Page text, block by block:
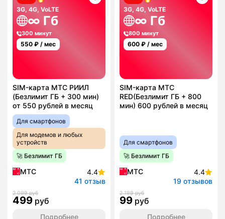
3G, 4G, VoLTE
∞ Гб
300 минут
550 ₽ / мес
SIM-карта МТС РИИЛ
(Безлимит ГБ + 300 мин)
от 550 рублей в месяц
Для смартфонов
Для модемов и любых
устройств
🚀 Безлимит ГБ
МТС
4.4
41 отзыв
2 099 руб
499 руб
Подробнее
3G, 4G, VoLTE
∞ Гб
800 минут
600 ₽ / мес
SIM-карта МТС
RED(Безлимит ГБ + 800
мин) 600 рублей в месяц
Для смартфонов
🚀 Безлимит ГБ
МТС
4.4
19 отзывов
2 199 руб
99 руб
Подробнее